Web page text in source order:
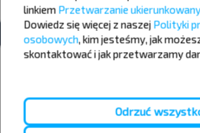
Chcesz podróżować
linkiem Przetwarzanie
Dowiedz się więcej z naszej Polityki
osobowych, kim jesteśmy, jak
skontaktować i jak przetwarzamy
Odrzuć